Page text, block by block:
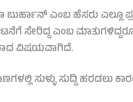
ಬುರ್ಹಾನ್ ಎಂಬ ಹೆಸರು ಎಲ್ಲೂ
ಸೇರಿದ್ದ ಎಂಬ
ವಿಷಯವಾಗಿದೆ.
ಸುಳ್ಳು ಸುದ್ದಿ ಹರಡಲು